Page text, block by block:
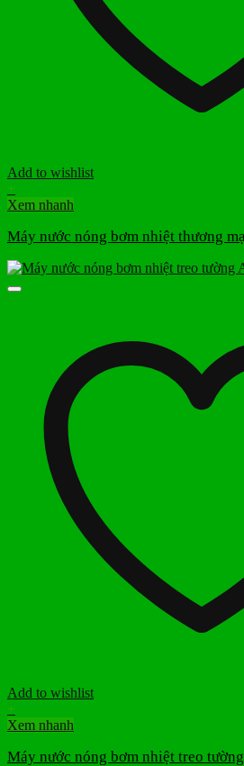
Add to wishlist
+
Xem nhanh
Máy nước nóng bơm nhiệt thương
Add to wishlist
+
Xem nhanh
Máy nước nóng bơm nhiệt treo